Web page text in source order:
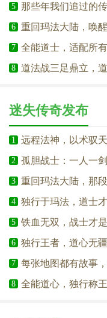
5 那些年我们追过的
6 重回玛法大陆，唤
7 全能道士，适配所
8 道法战三足鼎立，
迷失传奇发布
1 远程法神，以术驭
2 孤胆战士：一人一
3 重回玛法大陆，那
4 独行于玛法，道士
5 铁血无双，战士才
6 独行王者，道心无
7 每张地图都有故事
8 全能道心，独行称